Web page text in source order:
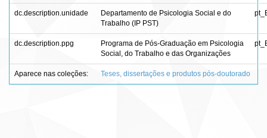
dc.description.unidade
Departamento de Psicologia Social e do
Trabalho (IP PST)
dc.description.ppg
Programa de Pós-Graduação em Psicologia
Social, do Trabalho e das Organizações
Aparece nas coleções: Teses, dissertações e produtos pós-doutorado